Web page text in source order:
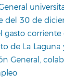
del 30 de
corriente
de La Laguna
General,